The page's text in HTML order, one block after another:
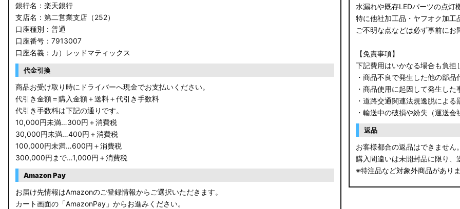
T32 エクストレイル
C28 セレナ
B21A デイズルークス
E13 ノート
E12 ノート
B44A/B45A B47A/B48A ルークス ハイウェイスター
JF3/4 N-BOX カスタム
JH3/4 N-WGN
銀行名：楽天銀行
支店名：第二営業支店（252）
口座種別：普通
口座番号：7913007
口座名義：カ）レッドマティックス
代金引換
商品お受け取り時にドライバーへ現金でお支払いください。
代引き金額＝購入金額＋送料＋代引き手数料
代引き手数料は下記の通りです。
10,000円未満…300円＋消費税
30,000円未満…400円＋消費税
100,000円未満…600円＋消費税
300,000円まで…1,000円＋消費税
Amazon Pay
お届け先情報はAmazonのご登録情報からご選択いただきます。
カート画面の「AmazonPay」からお進みください。
水漏れや既存LEDパーツの点灯
特に他社加工品・ヤフオク加
ご不明な点などは必ず事前にお
【免責事項】
下記費用はいかなる場合も負担
・商品不良で発生した他の部
・商品使用に起因して発生し
・道路交通関連法規逸脱による
・輸送中の破損や紛失（運送会
返品
お客様都合の返品はできません。
購入間違いは未開封品に限り、
※特注品など対象外商品があり